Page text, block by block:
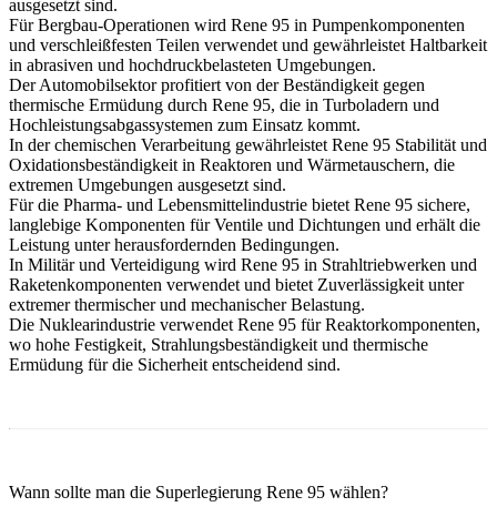
ausgesetzt sind.
FürBergbau-Operationen wird Rene 95 in Pumpenkomponenten
und verschleißfesten Teilen verwendet und gewährleistet Haltbarkeit
in abrasiven und hochdruckbelasteten Umgebungen.
DerAutomobilsektorprofitiert von der Beständigkeit gegen
thermische Ermüdung durch Rene 95, die in Turboladern und
Hochleistungsabgassystemen zum Einsatz kommt.
In derchemischen Verarbeitung gewährleistet Rene 95 Stabilität und
Oxidationsbeständigkeit in Reaktoren und Wärmetauschern, die
extremen Umgebungen ausgesetzt sind.
Für die Pharma- und Lebensmittelindustrie bietet Rene 95 sichere,
langlebige Komponenten für Ventile und Dichtungen und erhält die
Leistung unter herausfordernden Bedingungen.
In Militär und Verteidigung wird Rene 95 in Strahltriebwerken und
Raketenkomponenten verwendet und bietet Zuverlässigkeit unter
extremer thermischer und mechanischer Belastung.
Die Nuklearindustrie verwendet Rene 95 für Reaktorkomponenten,
wo hohe Festigkeit, Strahlungsbeständigkeit und thermische
Ermüdung für die Sicherheit entscheidend sind.
Wann sollte man die Superlegierung Rene 95 wählen?